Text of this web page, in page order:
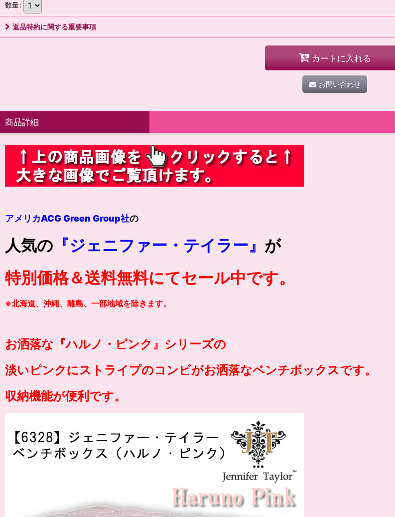
数量:
返品特約に関する重要事項
カートに入れる
お問い合わせ
商品詳細
アメリカACG Green Group社の
人気の 『ジェニファー・テイラー』 が
特別価格＆送料無料にてセール中です。
※北海道、沖縄、離島、一部地域を除きます。
お洒落な『ハルノ・ ピンク 』シリーズの
淡いピンクにストライプのコンビがお洒落なベンチボックスです。
収納機能が便利です。